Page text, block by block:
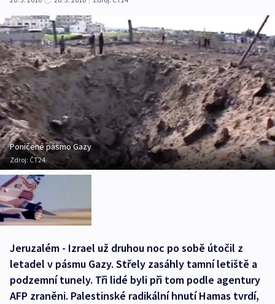
Poničené pásmo Gazy
Zdroj: ČT24
Jeruzalém - Izrael už druhou noc po sobě útočil z
letadel v pásmu Gazy. Střely zasáhly tamní letiště a
podzemní tunely. Tři lidé byli při tom podle agentury
AFP zraněni. Palestinské radikální hnutí Hamas tvrdí,